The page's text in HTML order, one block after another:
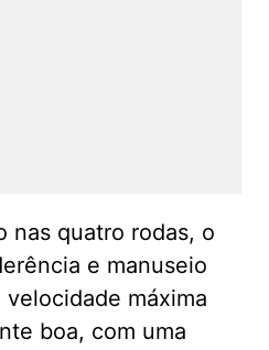
nas quatro rodas, o
e manuseio
máxima
boa, com uma